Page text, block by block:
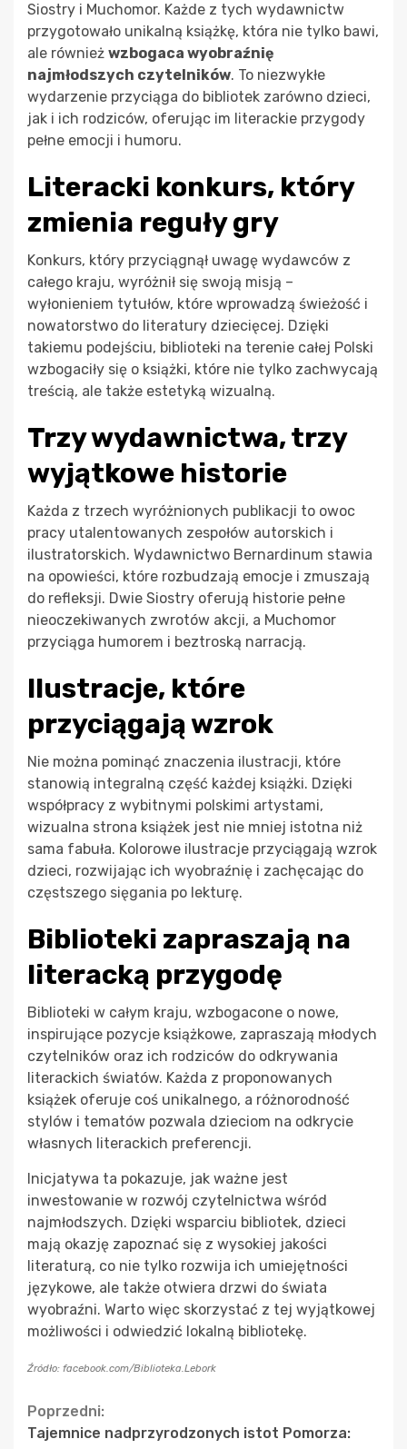
Siostry i Muchomor. Każde z tych wydawnictw
przygotowało unikalną książkę, która nie tylko bawi,
ale również wzbogaca wyobraźnię
najmłodszych czytelników. To niezwykłe
wydarzenie przyciąga do bibliotek zarówno dzieci,
jak i ich rodziców, oferując im literackie przygody
pełne emocji i humoru.
Literacki konkurs, który
zmienia reguły gry
Konkurs, który przyciągnął uwagę wydawców z
całego kraju, wyróżnił się swoją misją –
wyłonieniem tytułów, które wprowadzą świeżość i
nowatorstwo do literatury dziecięcej. Dzięki
takiemu podejściu, biblioteki na terenie całej Polski
wzbogaciły się o książki, które nie tylko zachwycają
treścią, ale także estetyką wizualną.
Trzy wydawnictwa, trzy
wyjątkowe historie
Każda z trzech wyróżnionych publikacji to owoc
pracy utalentowanych zespołów autorskich i
ilustratorskich. Wydawnictwo Bernardinum stawia
na opowieści, które rozbudzają emocje i zmuszają
do refleksji. Dwie Siostry oferują historie pełne
nieoczekiwanych zwrotów akcji, a Muchomor
przyciąga humorem i beztroską narracją.
Ilustracje, które
przyciągają wzrok
Nie można pominąć znaczenia ilustracji, które
stanowią integralną część każdej książki. Dzięki
współpracy z wybitnymi polskimi artystami,
wizualna strona książek jest nie mniej istotna niż
sama fabuła. Kolorowe ilustracje przyciągają wzrok
dzieci, rozwijając ich wyobraźnię i zachęcając do
częstszego sięgania po lekturę.
Biblioteki zapraszają na
literacką przygodę
Biblioteki w całym kraju, wzbogacone o nowe,
inspirujące pozycje książkowe, zapraszają młodych
czytelników oraz ich rodziców do odkrywania
literackich światów. Każda z proponowanych
książek oferuje coś unikalnego, a różnorodność
stylów i tematów pozwala dzieciom na odkrycie
własnych literackich preferencji.
Inicjatywa ta pokazuje, jak ważne jest
inwestowanie w rozwój czytelnictwa wśród
najmłodszych. Dzięki wsparciu bibliotek, dzieci
mają okazję zapoznać się z wysokiej jakości
literaturą, co nie tylko rozwija ich umiejętności
językowe, ale także otwiera drzwi do świata
wyobraźni. Warto więc skorzystać z tej wyjątkowej
możliwości i odwiedzić lokalną bibliotekę.
Źródło: facebook.com/Biblioteka.Lebork
Continue
Poprzedni:
Tajemnice nadprzyrodzonych istot Pomorza: